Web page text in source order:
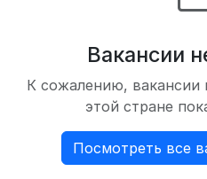
Вакансии
К сожалению, вакансии
этой стране
Посмотреть все